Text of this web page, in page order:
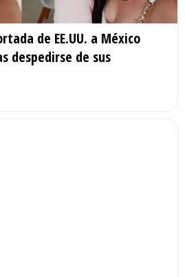
de EE.UU. a México
despedirse de sus